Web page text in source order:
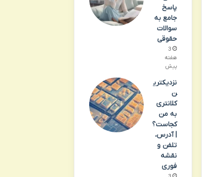
پاسخ
جامع به
سوالات
حقوقی
3
هفته
پیش
نزدیکتری
ن
کلانتری
به من
کجاست؟
| آدرس،
تلفن و
نقشه
فوری